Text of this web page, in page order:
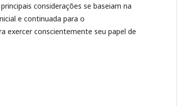
considerações se baseiam na
e continuada para o
exercer conscientemente seu papel de